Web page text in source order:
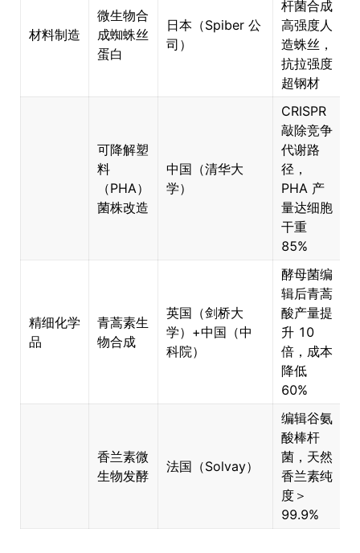
材料制造
微生物合
成蜘蛛丝
蛋白
日本（Spiber 公
司）
杆菌合成
高强度人
造蛛丝，
抗拉强度
超钢材
可降解塑
料
（PHA）
菌株改造
中国（清华大
学）
CRISPR
敲除竞争
代谢路
径，
PHA 产
量达细胞
干重
85%
精细化学
品
青蒿素生
物合成
英国（剑桥大
学）+中国（中
科院）
酵母菌编
辑后青蒿
酸产量提
升 10
倍，成本
降低
60%
香兰素微
生物发酵
法国（Solvay）
编辑谷氨
酸棒杆
菌，天然
香兰素纯
度＞
99.9%